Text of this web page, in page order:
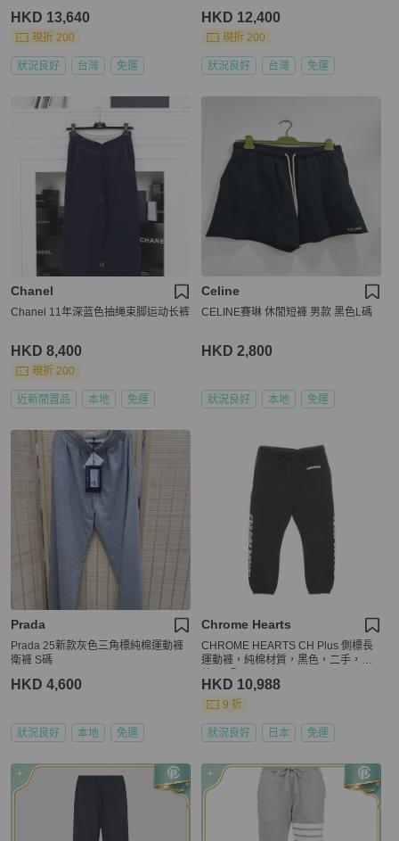
HKD 13,640
現折 200
狀況良好 台灣 免運
HKD 12,400
現折 200
狀況良好 台灣 免運
Chanel
Chanel 11年深蓝色抽绳束脚运动长裤
HKD 8,400
現折 200
近新閒置品 本地 免運
Celine
CELINE賽琳 休閒短褲 男款 黑色L碼
HKD 2,800
狀況良好 本地 免運
Prada
Prada 25新款灰色三角標純棉運動褲
衛褲 S碼
HKD 4,600
狀況良好 本地 免運
Chrome Hearts
CHROME HEARTS CH Plus 側標長
運動褲，純棉材質，黑色，二手，男
HKD 10,988
9 折
狀況良好 日本 免運